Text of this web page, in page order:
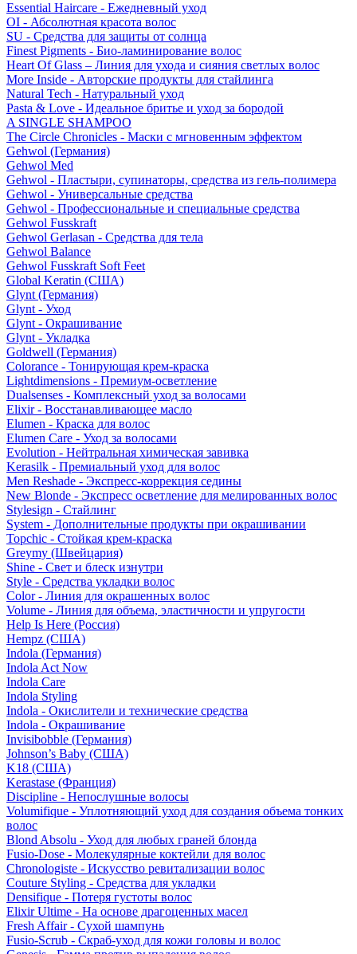
Essential Haircare - Eжедневный уход
OI - Абсолютная красота волос
SU - Средства для защиты от солнца
Finest Pigments - Био-ламинирование волос
Heart Of Glass – Линия для ухода и сияния светлых волос
More Inside - Авторские продукты для стайлинга
Natural Tech - Натуральный уход
Pasta & Love - Идеальное бритье и уход за бородой
A SINGLE SHAMPOO
The Circle Chronicles - Маски с мгновенным эффектом
Gehwol (Германия)
Gehwol Med
Gehwol - Пластыри, супинаторы, средства из гель-полимера
Gehwol - Универсальные средства
Gehwol - Профессиональные и специальные средства
Gehwol Fusskraft
Gehwol Gerlasan - Средства для тела
Gehwol Balance
Gehwol Fusskraft Soft Feet
Global Keratin (США)
Glynt (Германия)
Glynt - Уход
Glynt - Окрашивание
Glynt - Укладка
Goldwell (Германия)
Colorance - Тонирующая крем-краска
Lightdimensions - Премиум-осветление
Dualsenses - Комплексный уход за волосами
Elixir - Восстанавливающее масло
Elumen - Краска для волос
Elumen Care - Уход за волосами
Evolution - Нейтральная химическая завивка
Kerasilk - Премиальный уход для волос
Men Reshade - Экспресс-коррекция седины
New Blonde - Экспресс осветление для мелированных волос
Stylesign - Стайлинг
System - Дополнительные продукты при окрашивании
Topchic - Стойкая крем-краска
Greymy (Швейцария)
Shine - Свет и блеск изнутри
Style - Средства укладки волос
Color - Линия для окрашенных волос
Volume - Линия для объема, эластичности и упругости
Help Is Here (Россия)
Hempz (США)
Indola (Германия)
Indola Act Now
Indola Care
Indola Styling
Indola - Окислители и технические средства
Indola - Окрашивание
Invisibobble (Германия)
Johnson’s Baby (США)
K18 (США)
Kerastase (Франция)
Discipline - Непослушные волосы
Volumifique - Уплотняющий уход для создания объема тонких
волос
Blond Absolu - Уход для любых граней блонда
Fusio-Dose - Молекулярные коктейли для волос
Chronologiste - Искусство ревитализации волос
Couture Styling - Средства для укладки
Densifique - Потеря густоты волос
Elixir Ultime - На основе драгоценных масел
Fresh Affair - Сухой шампунь
Fusio-Scrub - Скраб-уход для кожи головы и волос